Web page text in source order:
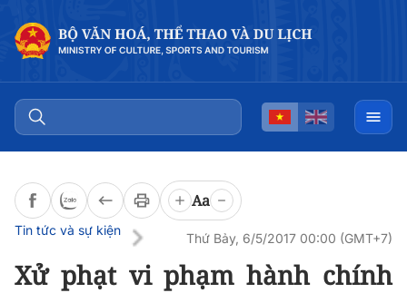
Aa
Tin tức và sự kiện
Thứ Bảy, 6/5/2017 00:00 (GMT+7)
Xử phạt vi phạm hành chính
Đọc bài